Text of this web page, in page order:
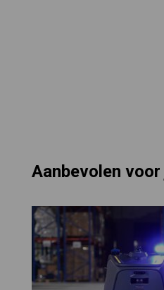
Aanbevolen